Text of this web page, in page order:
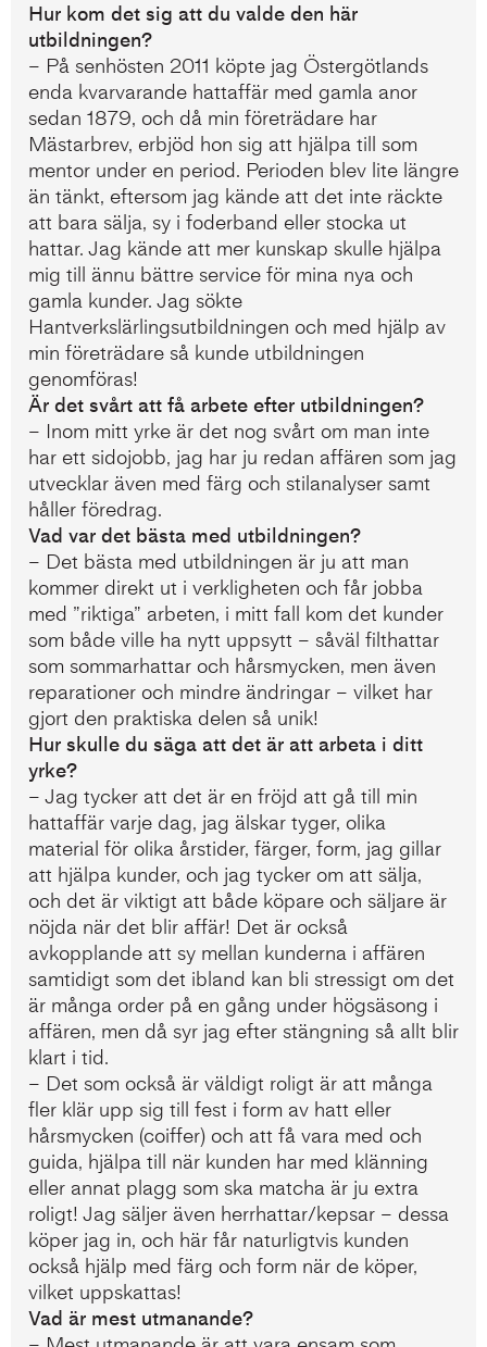
Hur kom det sig att du valde den här
utbildningen?
– På senhösten 2011 köpte jag Östergötlands
enda kvarvarande hattaffär med gamla anor
sedan 1879, och då min företrädare har
Mästarbrev, erbjöd hon sig att hjälpa till som
mentor under en period. Perioden blev lite längre
än tänkt, eftersom jag kände att det inte räckte
att bara sälja, sy i foderband eller stocka ut
hattar. Jag kände att mer kunskap skulle hjälpa
mig till ännu bättre service för mina nya och
gamla kunder. Jag sökte
Hantverkslärlingsutbildningen och med hjälp av
min företrädare så kunde utbildningen
genomföras!
Är det svårt att få arbete efter utbildningen?
– Inom mitt yrke är det nog svårt om man inte
har ett sidojobb, jag har ju redan affären som jag
utvecklar även med färg och stilanalyser samt
håller föredrag.
Vad var det bästa med utbildningen?
– Det bästa med utbildningen är ju att man
kommer direkt ut i verkligheten och får jobba
med ”riktiga” arbeten, i mitt fall kom det kunder
som både ville ha nytt uppsytt – såväl filthattar
som sommarhattar och hårsmycken, men även
reparationer och mindre ändringar – vilket har
gjort den praktiska delen så unik!
Hur skulle du säga att det är att arbeta i ditt
yrke?
– Jag tycker att det är en fröjd att gå till min
hattaffär varje dag, jag älskar tyger, olika
material för olika årstider, färger, form, jag gillar
att hjälpa kunder, och jag tycker om att sälja,
och det är viktigt att både köpare och säljare är
nöjda när det blir affär! Det är också
avkopplande att sy mellan kunderna i affären
samtidigt som det ibland kan bli stressigt om det
är många order på en gång under högsäsong i
affären, men då syr jag efter stängning så allt blir
klart i tid.
– Det som också är väldigt roligt är att många
fler klär upp sig till fest i form av hatt eller
hårsmycken (coiffer) och att få vara med och
guida, hjälpa till när kunden har med klänning
eller annat plagg som ska matcha är ju extra
roligt! Jag säljer även herrhattar/kepsar – dessa
köper jag in, och här får naturligtvis kunden
också hjälp med färg och form när de köper,
vilket uppskattas!
Vad är mest utmanande?